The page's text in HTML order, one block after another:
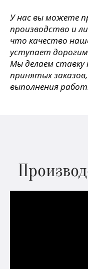
У нас вы можете
производство и
что качество
уступает
Мы делаем ставку
принятых
выполнения